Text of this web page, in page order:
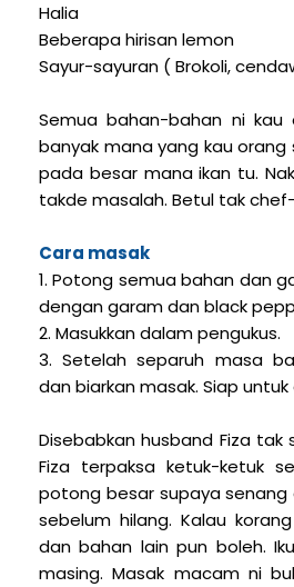
Halia
Beberapa hirisan lemon
Sayur-sayuran ( Brokoli,
Semua bahan-bahan ni kau
banyak mana yang kau
pada besar mana ikan tu.
takde masalah. Betul tak
Cara masak
1. Potong semua bahan dan
dengan garam dan black
2. Masukkan dalam pengukus.
3. Setelah separuh masa
dan biarkan masak. Siap
Disebabkan husband Fiza tak
Fiza terpaksa ketuk-ketuk
potong besar supaya senang
sebelum hilang. Kalau
dan bahan lain pun boleh.
masing. Masak macam ni